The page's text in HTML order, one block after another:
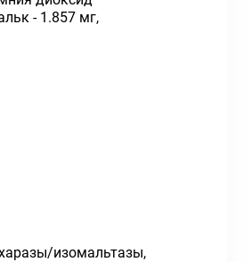
- 1.857 мг,
изомальтазы,